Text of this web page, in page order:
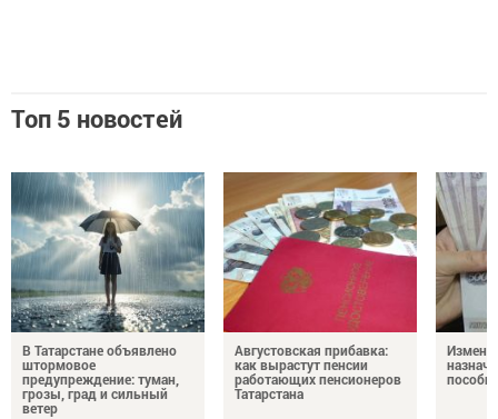
Топ 5 новостей
В Татарстане объявлено
штормовое
предупреждение: туман,
грозы, град и сильный
ветер
Августовская прибавка:
как вырастут пенсии
работающих пенсионеров
Татарстана